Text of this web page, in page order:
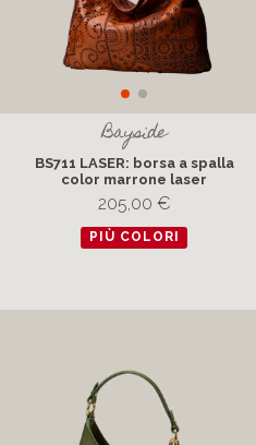
Bayside
BS711 LASER: borsa a spalla
color marrone laser
205,00 €
PIÙ COLORI